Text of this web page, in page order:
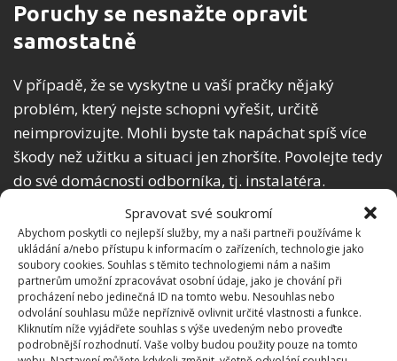
Spravovat své soukromí
Abychom poskytli co nejlepší služby, my a naši partneři používáme k
ukládání a/nebo přístupu k informacím o zařízeních, technologie jako
soubory cookies. Souhlas s těmito technologiemi nám a našim
partnerům umožní zpracovávat osobní údaje, jako je chování při
procházení nebo jedinečná ID na tomto webu. Nesouhlas nebo
odvolání souhlasu může nepříznivě ovlivnit určité vlastnosti a funkce.
Kliknutím níže vyjádřete souhlas s výše uvedeným nebo proveďte
podrobnější rozhodnutí. Vaše volby budou použity pouze na tomto
Poruchy se nesnažte opravit
samostatně
V případě, že se vyskytne u vaší pračky nějaký
problém, který nejste schopni vyřešit, určitě
neimprovizujte. Mohli byste tak napáchat spíš více
škody než užitku a situaci jen zhoršíte. Povolejte tedy
do své domácnosti odborníka, tj. instalatéra.